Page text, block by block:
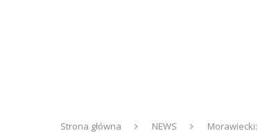
Strona główna NEWS